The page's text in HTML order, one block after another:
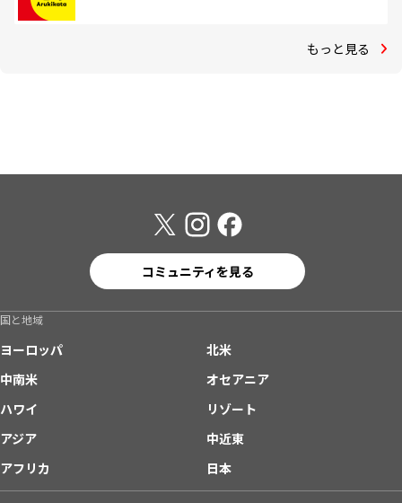
もっと見る
コミュニティを見る
国と地域
ヨーロッパ
北米
中南米
オセアニア
ハワイ
リゾート
アジア
中近東
アフリカ
日本